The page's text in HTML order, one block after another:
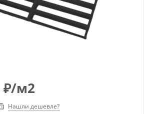
₽/м2
Нашли дешевле?